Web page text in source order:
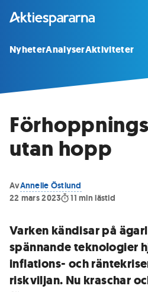
NyheterAnalyserAktiviteter
utan hopp
AvAnnelie Östlund
22 mars 2023
11 min lästid
Varken kändisar på
spännande teknologier
inflations- och
riskviljan. Nu kraschar